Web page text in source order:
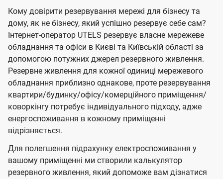
Кому довірити резервування мережі для бізнесу та
дому, як не бізнесу, який успішно резервує себе сам?
Інтернет-оператор UTELS резервує власне мережеве
обладнання та офіси в Києві та Київській області за
допомогою потужних джерел резервного живлення.
Резервне живлення для кожної одиниці мережевого
обладнання приблизно однакове, проте резервування
квартири/будинку/офісу/комерційного приміщення/
коворкінгу потребує індивідуального підходу, адже
енергоспоживання в кожному приміщенні
відрізняється.
Для полегшення підрахунку електроспоживання у
вашому приміщенні ми створили калькулятор
резервного живлення, який допоможе вам дізнатися